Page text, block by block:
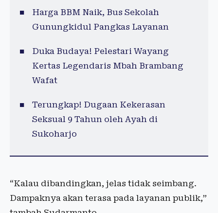
Harga BBM Naik, Bus Sekolah
Gunungkidul Pangkas Layanan
Duka Budaya! Pelestari Wayang
Kertas Legendaris Mbah Brambang
Wafat
Terungkap! Dugaan Kekerasan
Seksual 9 Tahun oleh Ayah di
Sukoharjo
“Kalau dibandingkan, jelas tidak seimbang.
Dampaknya akan terasa pada layanan publik,”